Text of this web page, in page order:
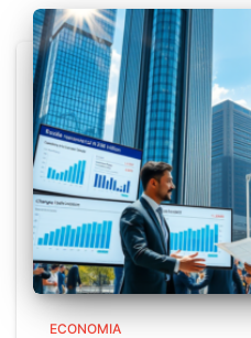
ECONOMIA